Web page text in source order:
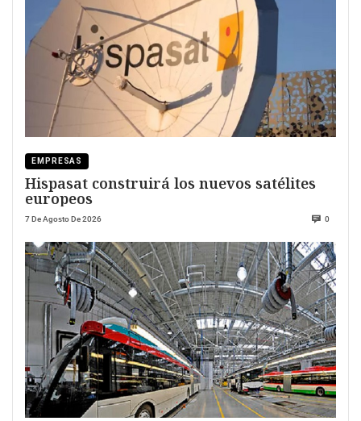
EMPRESAS
Hispasat construirá los nuevos satélites
europeos
7 De Agosto De 2026 0